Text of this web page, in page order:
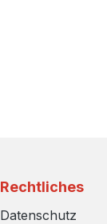
Rechtliches
Datenschutz